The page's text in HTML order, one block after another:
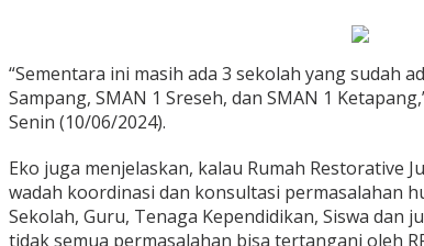
“Sementara ini masih ada 3 sekolah yang sudah
Sampang, SMAN 1 Sreseh, dan SMAN 1
Senin (10/06/2024).
Eko juga menjelaskan, kalau Rumah Restorative
wadah koordinasi dan konsultasi permasalahan
Sekolah, Guru, Tenaga Kependidikan, Siswa dan
tidak semua permasalahan bisa tertangani oleh